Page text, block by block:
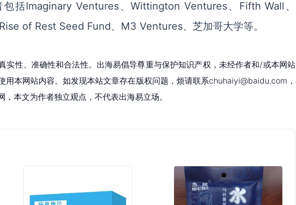
括Imaginary Ventures、Wittington Ventures、 Fifth Wall 、
of Rest Seed Fund、 M3 Ventures、 芝加哥大学等。
实性、准确性和合法性。出海易倡导尊重与保护知识产权，未经作者和/或本网站
用本网站内容。如发现本站文章存在版权问题，烦请联系chuhaiyi@baidu.com，
本文为作者独立观点，不代表出海易立场。